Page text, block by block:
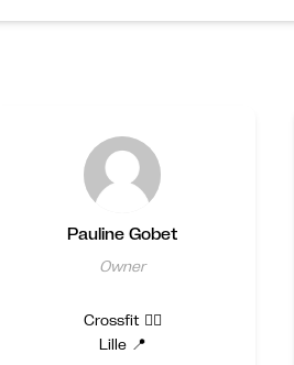
Pauline Gobet
Owner
Crossfit 🏋️‍♀️
Lille 📍